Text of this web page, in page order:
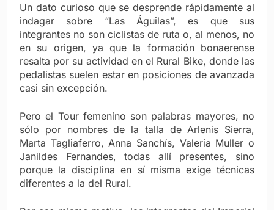
Un dato curioso que se desprende rápidamente al
indagar sobre “Las Águilas”, es que sus
integrantes no son ciclistas de ruta o, al menos, no
en su origen, ya que la formación bonaerense
resalta por su actividad en el Rural Bike, donde las
pedalistas suelen estar en posiciones de avanzada
casi sin excepción.
Pero el Tour femenino son palabras mayores, no
sólo por nombres de la talla de Arlenis Sierra,
Marta Tagliaferro, Anna Sanchís, Valeria Muller o
Janildes Fernandes, todas allí presentes, sino
porque la disciplina en sí misma exige técnicas
diferentes a la del Rural.